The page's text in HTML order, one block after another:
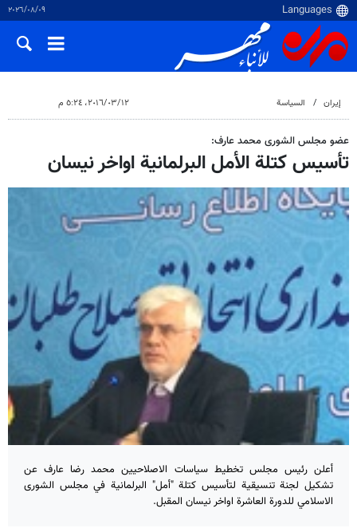
٠٩‏/٠٨‏/٢٠٢٦
إيران السياسة ١٢‏/٠٣‏/٢٠١٦، ٥:٢٤ م
عضو مجلس الشورى محمد عارف:
تأسيس كتلة الأمل البرلمانية اواخر نيسان
أعلن رئيس مجلس تخطيط سياسات الاصلاحيين محمد رضا عارف عن
تشكيل لجنة تنسيقية لتأسيس كتلة "أمل" البرلمانية في مجلس الشورى
الاسلامي للدورة العاشرة اواخر نيسان المقبل.